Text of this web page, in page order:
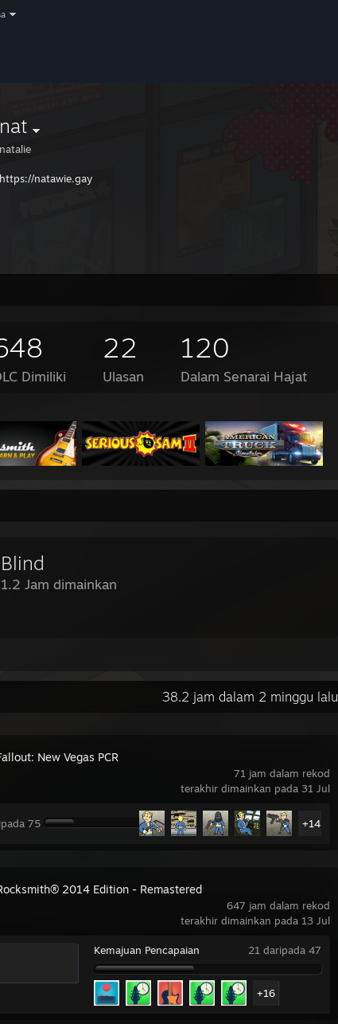
nat
natalie
https://natawie.gay
Dimiliki
22
Ulasan
120
Dalam Senarai Hajat
Blind
1.2 Jam dimainkan
38.2 jam dalam 2 minggu lalu
71 jam dalam rekod
terakhir dimainkan pada 31 Jul
New Vegas PCR
75 +14
647 jam dalam rekod
terakhir dimainkan pada 13 Jul
2014 Edition - Remastered
Kemajuan Pencapaian 21 daripada 47
+16